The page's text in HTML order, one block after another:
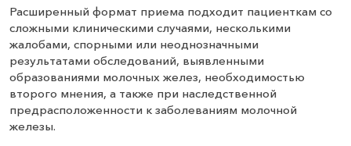
Расширенный формат приема подходит пациенткам со
сложными клиническими случаями, несколькими
жалобами, спорными или неоднозначными
результатами обследований, выявленными
образованиями молочных желез, необходимостью
второго мнения, а также при наследственной
предрасположенности к заболеваниям молочной
железы.